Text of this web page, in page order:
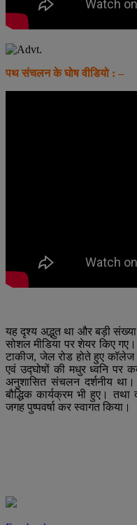
पथ संचलन के घोष वीडियो : –
यह दृश्य अद्भुत था और बड़ी
सोशल मीडिया पर शेयर किए
टाकीज, जेल रोड होते हुए
एवं उद्घोषों की मधुर ध्वनि पर
अनुशासित संचलन दर्शनीय
बौद्धिक कार्यक्रम भी हुए।
जगह पुष्पवर्षा कर स्वागत किया।